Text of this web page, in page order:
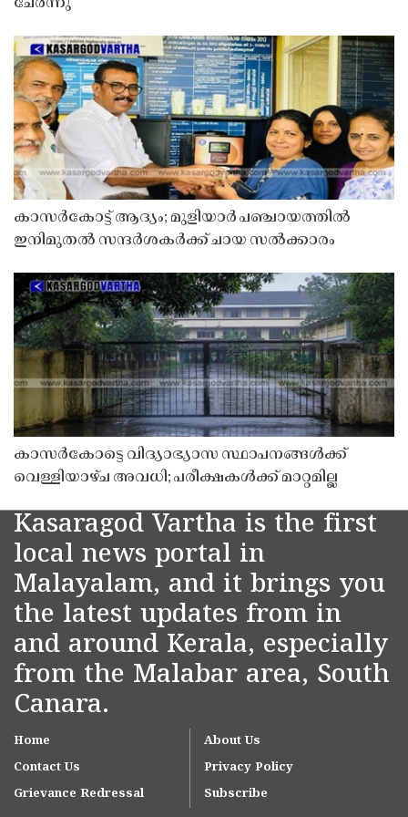
കാസർകോട്ട് ആദ്യം; മുളിയാർ പഞ്ചായത്തിൽ
ഇനിമുതൽ സന്ദർശകർക്ക് ചായ സൽക്കാരം
കാസർകോട്ടെ വിദ്യാഭ്യാസ സ്ഥാപനങ്ങൾക്ക്
വെള്ളിയാഴ്ച അവധി; പരീക്ഷകൾക്ക് മാറ്റമില്ല
Kasaragod Vartha is the first
local news portal in
Malayalam, and it brings you
the latest updates from in
and around Kerala, especially
from the Malabar area, South
Canara.
Home
About Us
Contact Us
Privacy Policy
Grievance Redressal
Subscribe